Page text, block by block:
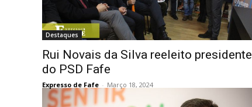
Destaques
Rui Novais da Silva reeleito presidente
do PSD Fafe
Expresso de Fafe - Março 18, 2024